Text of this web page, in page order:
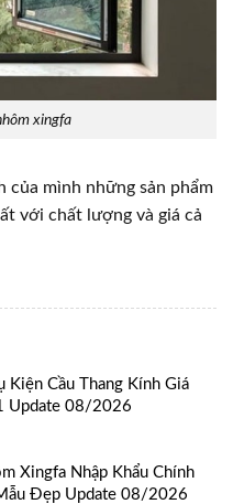
xingfa
mình những sản phẩm
với chất lượng và giá cả
Kiện Cầu Thang Kính Giá
Update 08/2026
Xingfa Nhập Khẩu Chính
Đẹp Update 08/2026